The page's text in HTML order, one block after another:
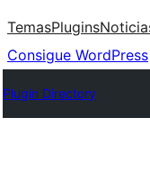
TemasPlugins
Consigue WordPress
Plugin Directory